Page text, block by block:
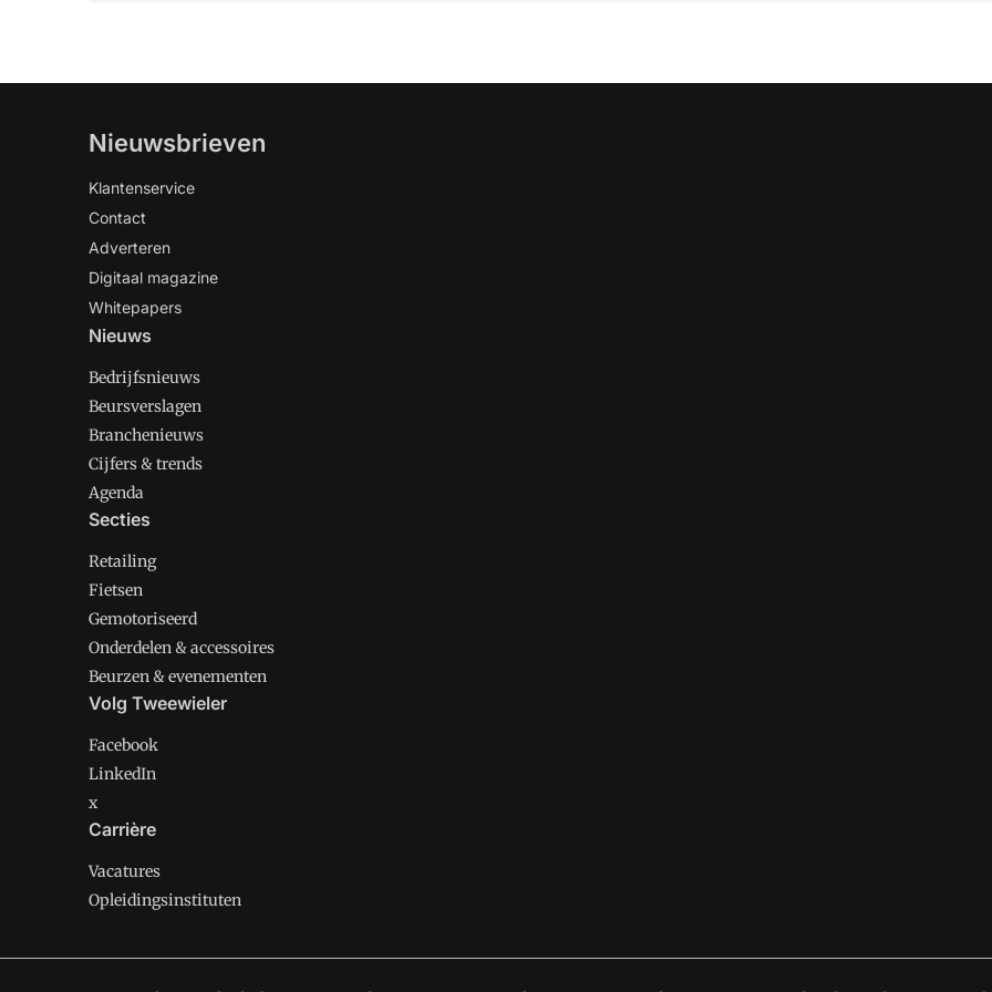
Nieuwsbrieven
Klantenservice
Contact
Adverteren
Digitaal magazine
Whitepapers
Nieuws
Bedrijfsnieuws
Beursverslagen
Branchenieuws
Cijfers & trends
Agenda
Secties
Retailing
Fietsen
Gemotoriseerd
Onderdelen & accessoires
Beurzen & evenementen
Volg Tweewieler
Facebook
LinkedIn
x
Carrière
Vacatures
Opleidingsinstituten